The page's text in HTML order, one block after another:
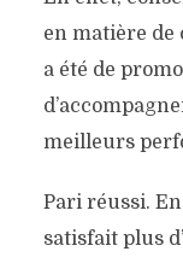
en matière de
a été de
meilleurs
Pari réussi.
satisfait plus